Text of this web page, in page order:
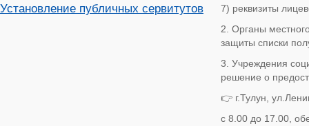
Установление публичных сервитутов
7) реквизиты
2. Органы
защиты списки
3. Учреждения
решение о
👉 г.Тулун,
с 8.00 до 17.00,